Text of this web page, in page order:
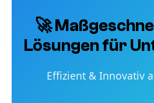
🚀
Lösungen für
Effizient & Innovativ